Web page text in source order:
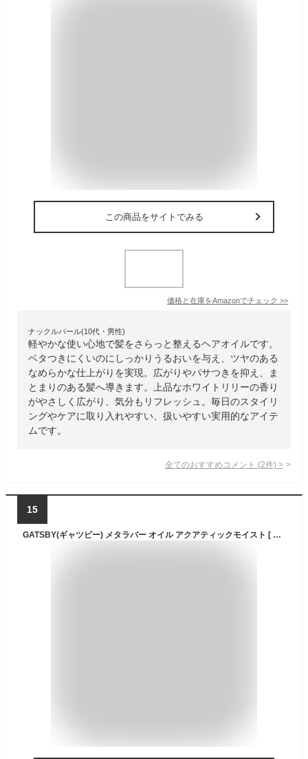
この商品をサイトでみる
価格と在庫をAmazonでチェック >>
ナックルバール(10代・男性)
軽やかな使い心地で髪をさらっと整えるヘアオイルです。
ベタつきにくいのにしっかりうるおいを与え、ツヤのある
なめらかな仕上がりを実現。広がりやパサつきを抑え、ま
とまりのある髪へ導きます。上品なホワイトリリーの香り
がやさしく広がり、気分もリフレッシュ。毎日のスタイリ
ングやケアに取り入れやすい、扱いやすい実用的なアイテ
ムです。
全てのおすすめコメント (2件) >
15
GATSBY(ギャツビー) メタラバー オイル アクアティックモイスト [ ヘアオイル メンズ ] [ 洗い流さないトリートメント ] [ うるおい髪1日続く ]